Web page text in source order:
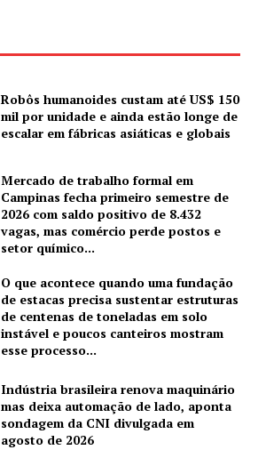
Robôs humanoides custam até US$ 150
mil por unidade e ainda estão longe de
escalar em fábricas asiáticas e globais
Mercado de trabalho formal em
Campinas fecha primeiro semestre de
2026 com saldo positivo de 8.432
vagas, mas comércio perde postos e
setor químico...
O que acontece quando uma fundação
de estacas precisa sustentar estruturas
de centenas de toneladas em solo
instável e poucos canteiros mostram
esse processo...
Indústria brasileira renova maquinário
mas deixa automação de lado, aponta
sondagem da CNI divulgada em
agosto de 2026